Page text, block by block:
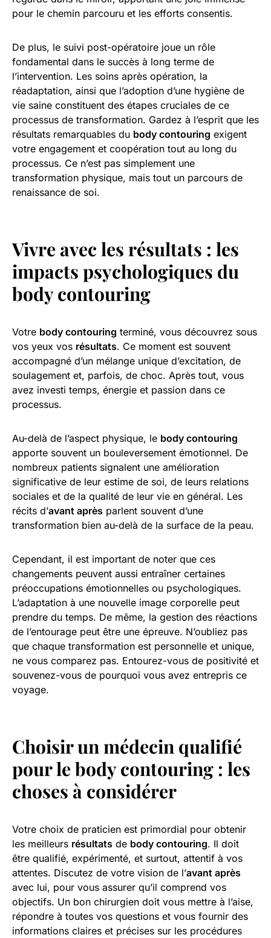
pour le chemin parcouru et les efforts consentis.
De plus, le suivi post-opératoire joue un rôle
fondamental dans le succès à long terme de
l’intervention. Les soins après opération, la
réadaptation, ainsi que l’adoption d’une hygiène de
vie saine constituent des étapes cruciales de ce
processus de transformation. Gardez à l’esprit que les
résultats remarquables du body contouring exigent
votre engagement et coopération tout au long du
processus. Ce n’est pas simplement une
transformation physique, mais tout un parcours de
renaissance de soi.
Vivre avec les résultats : les
impacts psychologiques du
body contouring
Votre body contouring terminé, vous découvrez sous
vos yeux vos résultats. Ce moment est souvent
accompagné d’un mélange unique d’excitation, de
soulagement et, parfois, de choc. Après tout, vous
avez investi temps, énergie et passion dans ce
processus.
Au-delà de l’aspect physique, le body contouring
apporte souvent un bouleversement émotionnel. De
nombreux patients signalent une amélioration
significative de leur estime de soi, de leurs relations
sociales et de la qualité de leur vie en général. Les
récits d’avant après parlent souvent d’une
transformation bien au-delà de la surface de la peau.
Cependant, il est important de noter que ces
changements peuvent aussi entraîner certaines
préoccupations émotionnelles ou psychologiques.
L’adaptation à une nouvelle image corporelle peut
prendre du temps. De même, la gestion des réactions
de l’entourage peut être une épreuve. N’oubliez pas
que chaque transformation est personnelle et unique,
ne vous comparez pas. Entourez-vous de positivité et
souvenez-vous de pourquoi vous avez entrepris ce
voyage.
Choisir un médecin qualifié
pour le body contouring : les
choses à considérer
Votre choix de praticien est primordial pour obtenir
les meilleurs résultats de body contouring. Il doit
être qualifié, expérimenté, et surtout, attentif à vos
attentes. Discutez de votre vision de l’avant après
avec lui, pour vous assurer qu’il comprend vos
objectifs. Un bon chirurgien doit vous mettre à l’aise,
répondre à toutes vos questions et vous fournir des
informations claires et précises sur les procédures